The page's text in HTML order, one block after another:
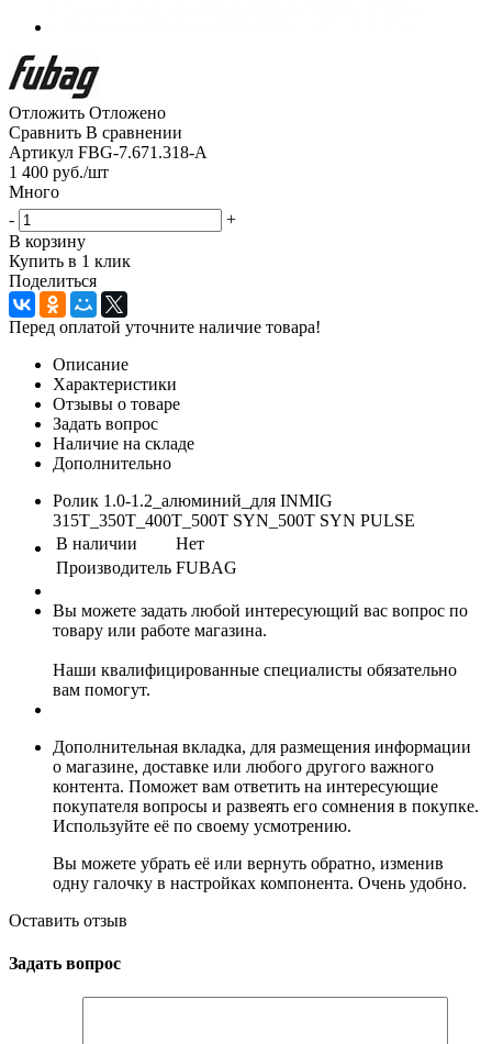
Отложить Отложено
Сравнить В сравнении
Артикул FBG-7.671.318-A
1 400 руб./шт
Много
-
+
В корзину
Купить в 1 клик
Поделиться
Перед оплатой уточните наличие товара!
Описание
Характеристики
Отзывы о товаре
Задать вопрос
Наличие на складе
Дополнительно
Ролик 1.0-1.2_алюминий_для INMIG
315T_350Т_400T_500T SYN_500T SYN PULSE
В наличии
Нет
Производитель FUBAG
Вы можете задать любой интересующий вас вопрос по
товару или работе магазина.
Наши квалифицированные специалисты обязательно
вам помогут.
Дополнительная вкладка, для размещения информации
о магазине, доставке или любого другого важного
контента. Поможет вам ответить на интересующие
покупателя вопросы и развеять его сомнения в покупке.
Используйте её по своему усмотрению.
Вы можете убрать её или вернуть обратно, изменив
одну галочку в настройках компонента. Очень удобно.
Оставить отзыв
Задать вопрос